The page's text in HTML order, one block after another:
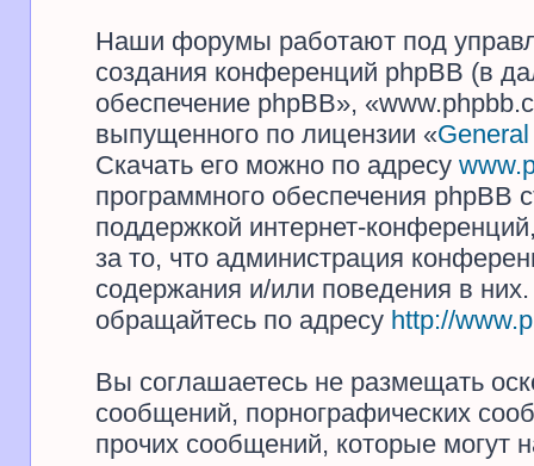
Наши форумы работают под
создания конференций phpBB (в
обеспечение phpBB»,
выпущенного по лицензии «
Скачать его можно по адресу
программного обеспечения phpBB
поддержкой интернет-
за то, что администрация
содержания и/или поведения в
обращайтесь по адресу http://
Вы соглашаетесь не размещать
сообщений, порнографических
прочих сообщений, которые могут